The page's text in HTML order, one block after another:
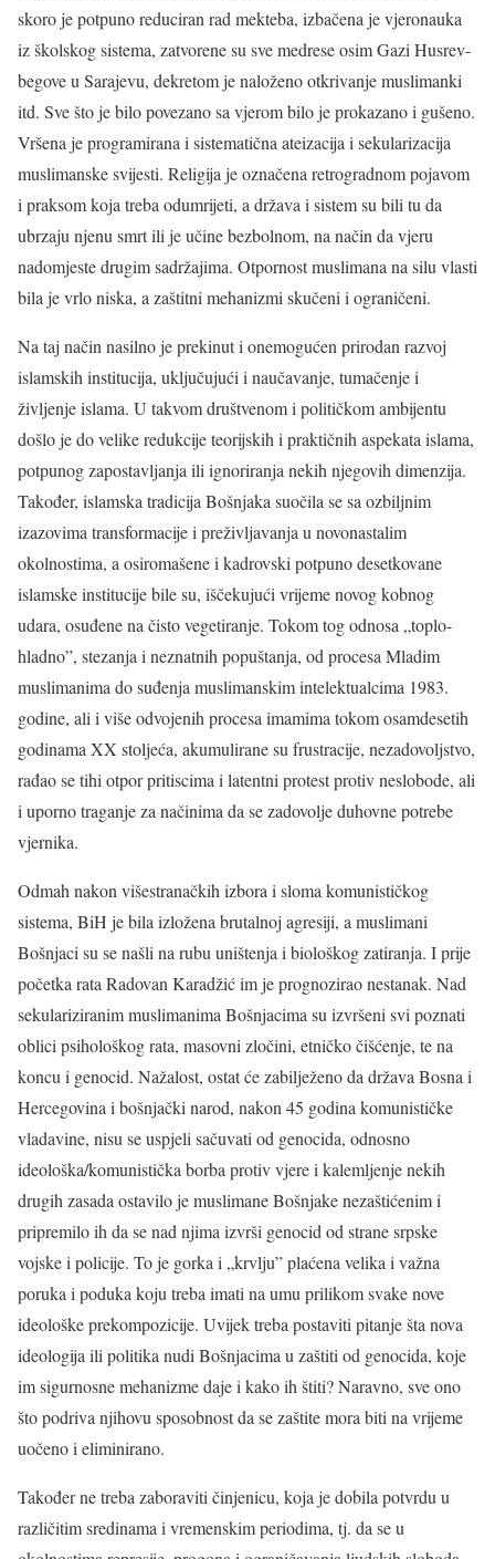
skoro je potpuno reduciran rad mekteba, izbačena je vjeronauka
iz školskog sistema, zatvorene su sve medrese osim Gazi Husrev-
begove u Sarajevu, dekretom je naloženo otkrivanje muslimanki
itd. Sve što je bilo povezano sa vjerom bilo je prokazano i gušeno.
Vršena je programirana i sistematična ateizacija i sekularizacija
muslimanske svijesti. Religija je označena retrogradnom pojavom
i praksom koja treba odumrijeti, a država i sistem su bili tu da
ubrzaju njenu smrt ili je učine bezbolnom, na način da vjeru
nadomjeste drugim sadržajima. Otpornost muslimana na silu vlasti
bila je vrlo niska, a zaštitni mehanizmi skučeni i ograničeni.
Na taj način nasilno je prekinut i onemogućen prirodan razvoj
islamskih institucija, uključujući i naučavanje, tumačenje i
življenje islama. U takvom društvenom i političkom ambijentu
došlo je do velike redukcije teorijskih i praktičnih aspekata islama,
potpunog zapostavljanja ili ignoriranja nekih njegovih dimenzija.
Također, islamska tradicija Bošnjaka suočila se sa ozbiljnim
izazovima transformacije i preživljavanja u novonastalim
okolnostima, a osiromašene i kadrovski potpuno desetkovane
islamske institucije bile su, iščekujući vrijeme novog kobnog
udara, osuđene na čisto vegetiranje. Tokom tog odnosa „toplo-
hladno”, stezanja i neznatnih popuštanja, od procesa Mladim
muslimanima do suđenja muslimanskim intelektualcima 1983.
godine, ali i više odvojenih procesa imamima tokom osamdesetih
godinama XX stoljeća, akumulirane su frustracije, nezadovoljstvo,
rađao se tihi otpor pritiscima i latentni protest protiv neslobode, ali
i uporno traganje za načinima da se zadovolje duhovne potrebe
vjernika.
Odmah nakon višestranačkih izbora i sloma komunističkog
sistema, BiH je bila izložena brutalnoj agresiji, a muslimani
Bošnjaci su se našli na rubu uništenja i biološkog zatiranja. I prije
početka rata Radovan Karadžić im je prognozirao nestanak. Nad
sekulariziranim muslimanima Bošnjacima su izvršeni svi poznati
oblici psihološkog rata, masovni zločini, etničko čišćenje, te na
koncu i genocid. Nažalost, ostat će zabilježeno da država Bosna i
Hercegovina i bošnjački narod, nakon 45 godina komunističke
vladavine, nisu se uspjeli sačuvati od genocida, odnosno
ideološka/komunistička borba protiv vjere i kalemljenje nekih
drugih zasada ostavilo je muslimane Bošnjake nezaštićenim i
pripremilo ih da se nad njima izvrši genocid od strane srpske
vojske i policije. To je gorka i „krvlju” plaćena velika i važna
poruka i poduka koju treba imati na umu prilikom svake nove
ideološke prekompozicije. Uvijek treba postaviti pitanje šta nova
ideologija ili politika nudi Bošnjacima u zaštiti od genocida, koje
im sigurnosne mehanizme daje i kako ih štiti? Naravno, sve ono
što podriva njihovu sposobnost da se zaštite mora biti na vrijeme
uočeno i eliminirano.
Također ne treba zaboraviti činjenicu, koja je dobila potvrdu u
različitim sredinama i vremenskim periodima, tj. da se u